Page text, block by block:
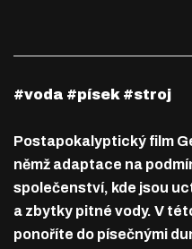
#voda #písek #stroj
Postapokalyptický film
němž adaptace na
společenství, kde jsou
a zbytky pitné vody. V
ponoříte do písečnými